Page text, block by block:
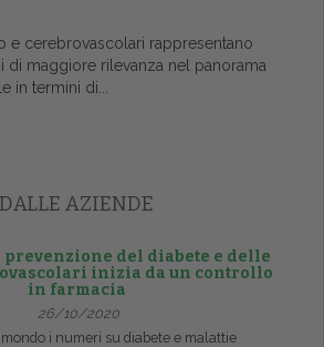
e cerebrovascolari rappresentano
di maggiore rilevanza nel panorama
in termini di...
DALLE AZIENDE
prevenzione del diabete e delle
inizia da un controllo
in farmacia
26/10/2020
i numeri su diabete e malattie